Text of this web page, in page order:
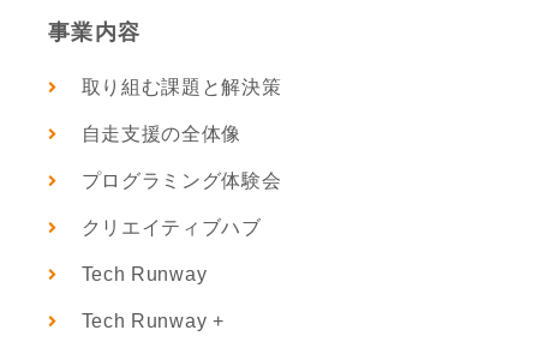
事業内容
取り組む課題と解決策
自走支援の全体像
プログラミング体験会
クリエイティブハブ
Tech Runway
Tech Runway +